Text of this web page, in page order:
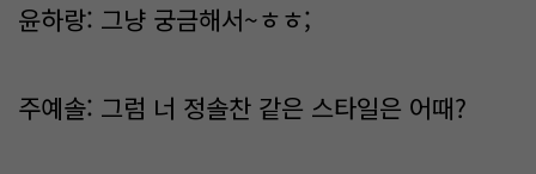
윤하랑: 그냥 궁금해서~ㅎㅎ;
주예솔: 그럼 너 정솔찬 같은 스타일은 어때?